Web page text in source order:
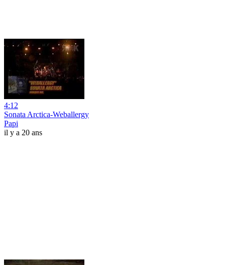
4:12
Sonata Arctica-Weballergy
Papi
il y a 20 ans